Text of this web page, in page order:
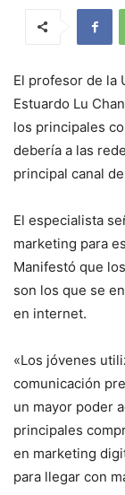
El profesor de la
Estuardo Lu
los principales
debería a las
principal canal
El especialista
marketing para
Manifestó que
son los que se
en internet.
«Los jóvenes
comunicación
un mayor poder
principales
en marketing
para llegar con